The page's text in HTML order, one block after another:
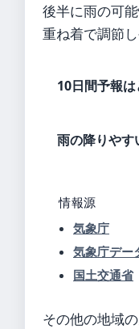
後半に雨の可
重ね着で調節
10日間予報
雨の降りやす
情報源
気象庁
気象庁デー
国土交通省
その他の地域